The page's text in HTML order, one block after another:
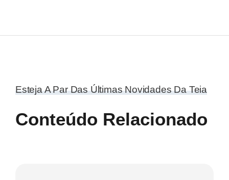
Esteja A Par Das Últimas Novidades Da Teia
Conteúdo Relacionado